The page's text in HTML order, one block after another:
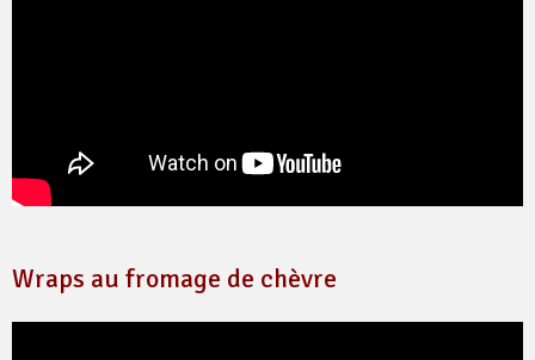
Wraps au fromage de chèvre